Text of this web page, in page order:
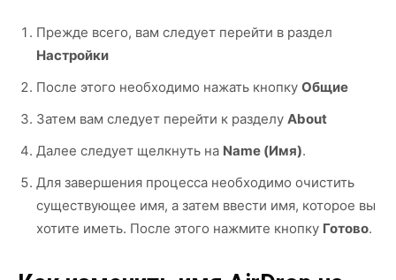
Прежде всего, вам следует перейти в раздел
Настройки
После этого необходимо нажать кнопку Общие
Затем вам следует перейти к разделу About
Далее следует щелкнуть на Name (Имя).
Для завершения процесса необходимо очистить
существующее имя, а затем ввести имя, которое вы
хотите иметь. После этого нажмите кнопку Готово.